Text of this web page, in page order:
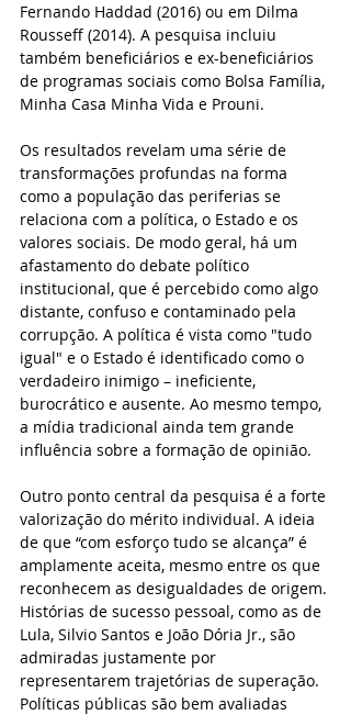
Fernando Haddad (2016) ou em Dilma
Rousseff (2014). A pesquisa incluiu
também beneficiários e ex-beneficiários
de programas sociais como Bolsa Família,
Minha Casa Minha Vida e Prouni.
Os resultados revelam uma série de
transformações profundas na forma
como a população das periferias se
relaciona com a política, o Estado e os
valores sociais. De modo geral, há um
afastamento do debate político
institucional, que é percebido como algo
distante, confuso e contaminado pela
corrupção. A política é vista como "tudo
igual" e o Estado é identificado como o
verdadeiro inimigo – ineficiente,
burocrático e ausente. Ao mesmo tempo,
a mídia tradicional ainda tem grande
influência sobre a formação de opinião.
Outro ponto central da pesquisa é a forte
valorização do mérito individual. A ideia
de que “com esforço tudo se alcança” é
amplamente aceita, mesmo entre os que
reconhecem as desigualdades de origem.
Histórias de sucesso pessoal, como as de
Lula, Silvio Santos e João Dória Jr., são
admiradas justamente por
representarem trajetórias de superação.
Políticas públicas são bem avaliadas